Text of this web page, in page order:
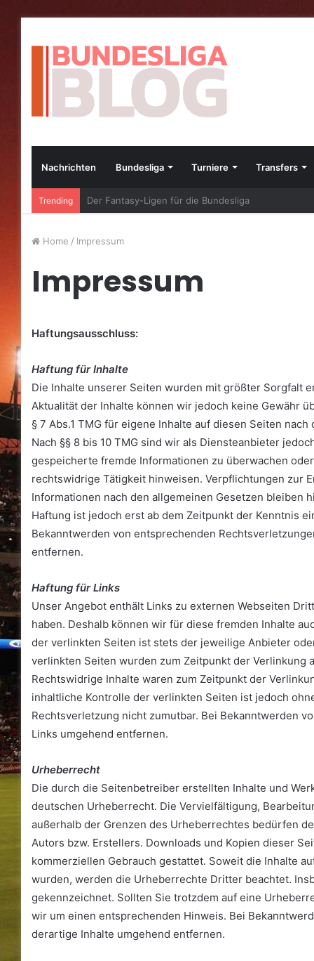
Nachrichten Bundesliga Turniere Transfers
Trending Die besten Bundesliga-Transfers im Jahr 2023
Home / Impressum
Impressum
Haftungsausschluss:
Haftung für Inhalte
Die Inhalte unserer Seiten wurden mit größter Sorgfalt
Aktualität der Inhalte können wir jedoch keine Gewähr
§ 7 Abs.1 TMG für eigene Inhalte auf diesen Seiten
Nach §§ 8 bis 10 TMG sind wir als Diensteanbieter
gespeicherte fremde Informationen zu überwachen
rechtswidrige Tätigkeit hinweisen. Verpflichtungen zur
Informationen nach den allgemeinen Gesetzen bleiben
Haftung ist jedoch erst ab dem Zeitpunkt der Kenntnis
Bekanntwerden von entsprechenden
entfernen.
Haftung für Links
Unser Angebot enthält Links zu externen Webseiten
haben. Deshalb können wir für diese fremden Inhalte
der verlinkten Seiten ist stets der jeweilige Anbieter
verlinkten Seiten wurden zum Zeitpunkt der Verlinkung
Rechtswidrige Inhalte waren zum Zeitpunkt der
inhaltliche Kontrolle der verlinkten Seiten ist jedoch
Rechtsverletzung nicht zumutbar. Bei Bekanntwerden
Links umgehend entfernen.
Urheberrecht
Die durch die Seitenbetreiber erstellten Inhalte und
deutschen Urheberrecht. Die Vervielfältigung,
außerhalb der Grenzen des Urheberrechtes bedürfen
Autors bzw. Erstellers. Downloads und Kopien dieser
kommerziellen Gebrauch gestattet. Soweit die Inhalte
wurden, werden die Urheberrechte Dritter beachtet.
gekennzeichnet. Sollten Sie trotzdem auf eine
wir um einen entsprechenden Hinweis. Bei
derartige Inhalte umgehend entfernen.